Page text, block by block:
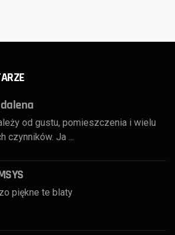
od gustu, pomieszczenia i wielu
czynników. Ja ...
piękne te blaty